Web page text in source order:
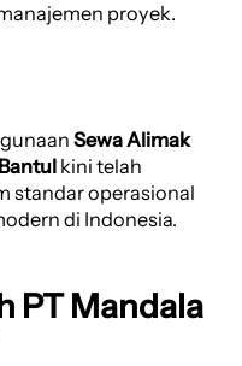
proyek.
Sewa Alimak
kini telah
standar operasional
di Indonesia.
PT Mandala